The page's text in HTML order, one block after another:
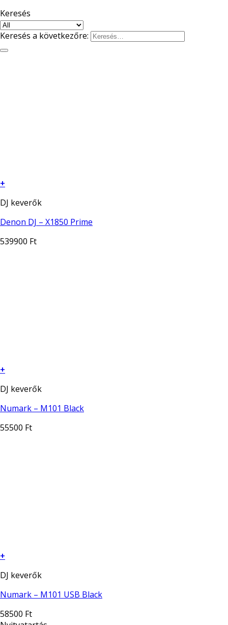
Keresés
Keresés a következőre:
+
DJ keverők
Denon DJ – X1850 Prime
539900 Ft
+
DJ keverők
Numark – M101 Black
55500 Ft
+
DJ keverők
Numark – M101 USB Black
58500 Ft